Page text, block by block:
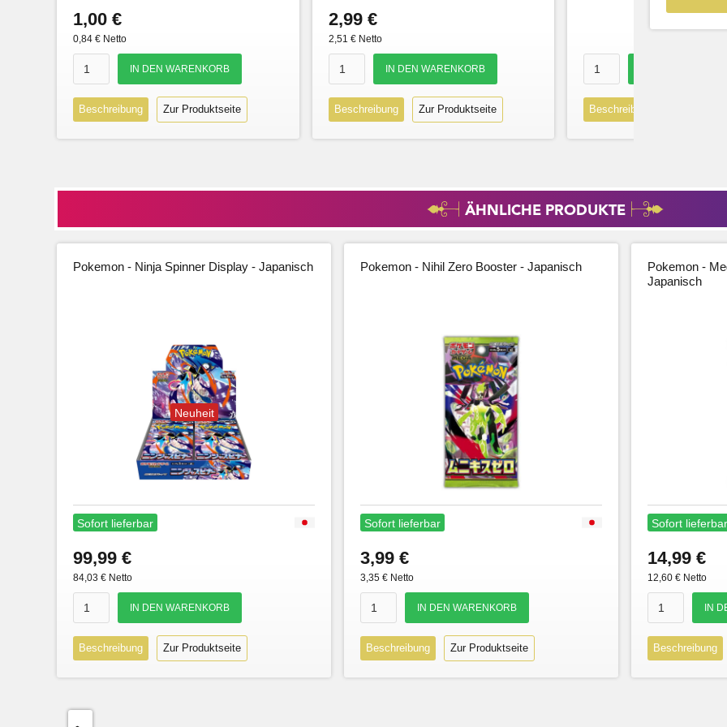
1,00 €
0,84 € Netto
Beschreibung Zur Produktseite
2,99 €
2,51 € Netto
Beschreibung Zur Produktseite Beschreibung
ÄHNLICHE PRODUKTE
Pokemon - Ninja Spinner Display - Japanisch
Neuheit
Sofort lieferbar
99,99 €
84,03 € Netto
Beschreibung Zur Produktseite
Pokemon - Nihil Zero Booster - Japanisch
Sofort lieferbar
3,99 €
3,35 € Netto
Beschreibung Zur Produktseite
Pokemon -
Japanisch
Sofort lieferbar
14,99 €
12,60 € Netto
Beschreibung